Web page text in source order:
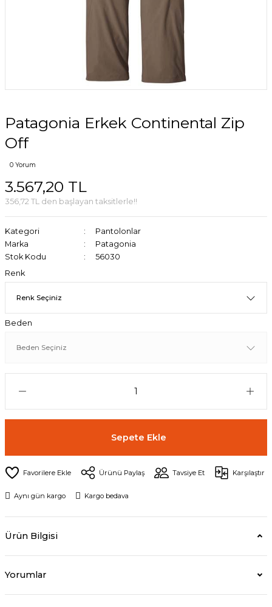
Patagonia Erkek Continental Zip
Off
0 Yorum
3.567,20 TL
356,72 TL den başlayan taksitlerle!!
Kategori
Pantolonlar
Marka
Patagonia
Stok Kodu
56030
Renk
Beden
Sepete Ekle
Ürünü Paylaş Tavsiye Et Karşılaştır
Aynı gün kargo Kargo bedava
Ürün Bilgisi
Yorumlar